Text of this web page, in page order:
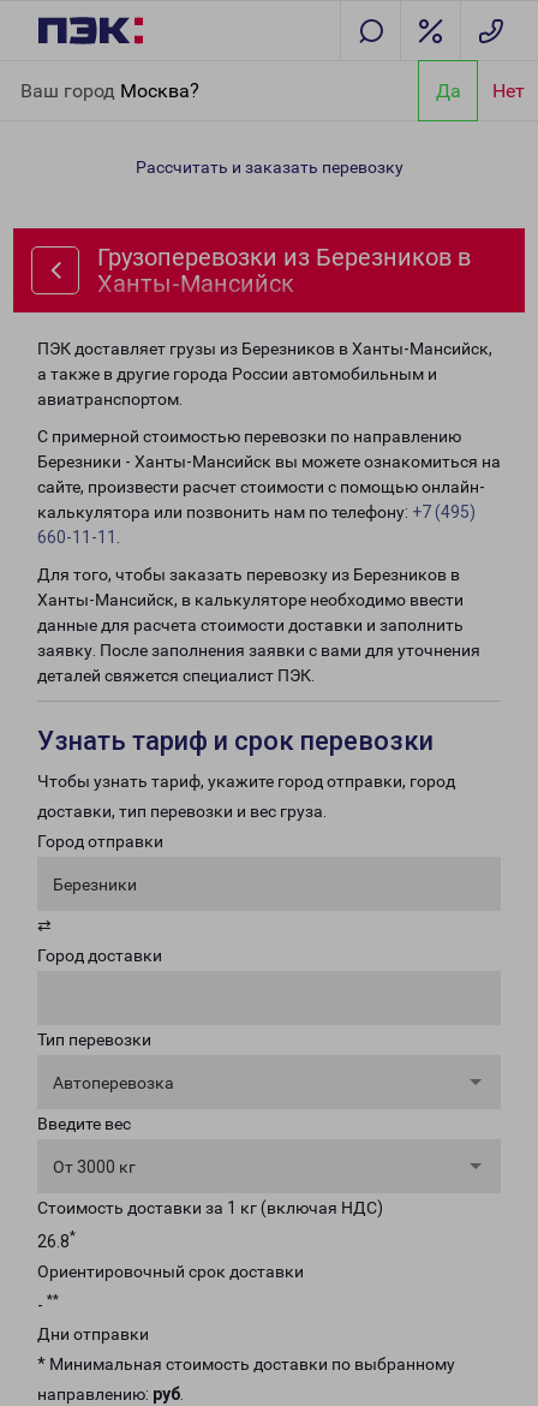
Ваш город Москва? Да Нет
Ханты-Мансийск
Рассчитать и заказать перевозку
Грузоперевозки из Березников в
Ханты-Мансийск
ПЭК доставляет грузы из Березников в Ханты-Мансийск,
а также в другие города России автомобильным и
авиатранспортом.
С примерной стоимостью перевозки по направлению
Березники - Ханты-Мансийск вы можете ознакомиться на
сайте, произвести расчет стоимости с помощью онлайн-
калькулятора или позвонить нам по телефону: +7 (495)
660-11-11
Для того, чтобы заказать перевозку из Березников в
Ханты-Мансийск, в калькуляторе необходимо ввести
данные для расчета стоимости доставки и заполнить
заявку. После заполнения заявки с вами для уточнения
деталей свяжется специалист ПЭК.
Узнать тариф и срок перевозки
Чтобы узнать тариф, укажите город отправки, город
доставки, тип перевозки и вес груза.
Город отправки
Березники
⇄
Город доставки
Тип перевозки
Автоперевозка
Введите вес
От 3000 кг
Стоимость доставки за 1 кг (включая НДС)
26.8*
Ориентировочный срок доставки
- **
Дни отправки
* Минимальная стоимость доставки по выбранному
направлению: руб.